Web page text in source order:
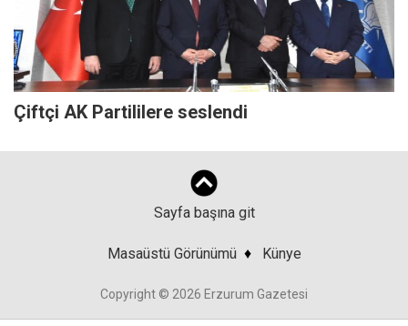
Çiftçi AK Partililere seslendi
Sayfa başına git
Masaüstü Görünümü ♦ Künye
Copyright © 2026 Erzurum Gazetesi